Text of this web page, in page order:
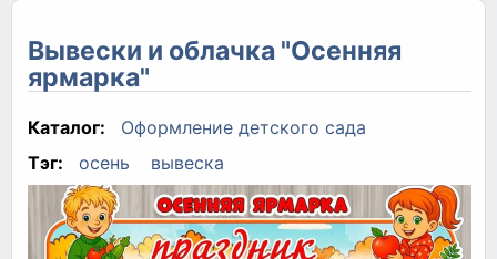
Вывески и облачка "Осенняя
ярмарка"
Каталог:
Оформление детского сада
Тэг:
осень вывеска